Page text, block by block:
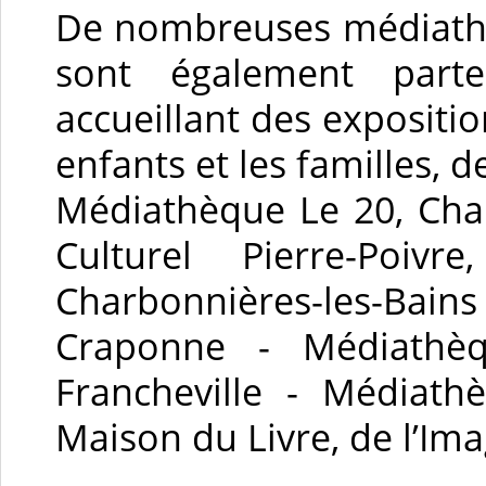
De nombreuses
sont également
accueillant des
enfants et les familles,
Médiathèque Le 20,
Culturel Pierre-
Charbonnières-les-
Craponne -
Francheville -
Maison du Livre, de